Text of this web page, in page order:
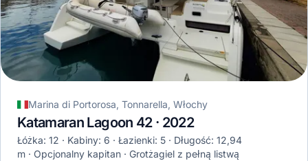
Marina di Portorosa, Tonnarella, Włochy
Katamaran Lagoon 42 · 2022
Łóżka: 12 Kabiny: 6 Łazienki: 5
Długość: 12,94
m
Opcjonalny kapitan
Grotżagiel z pełną listwą